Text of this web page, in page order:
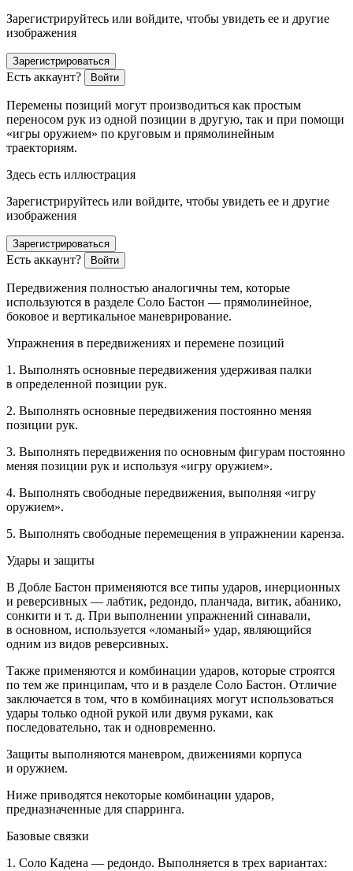
Зарегистрируйтесь или войдите, чтобы увидеть ее и другие
изображения
Зарегистрироваться
Есть аккаунт? Войти
Перемены позиций могут производиться как простым
переносом рук из одной позиции в другую, так и при помощи
«игры оружием» по круговым и прямолинейным
траекториям.
Здесь есть иллюстрация
Зарегистрируйтесь или войдите, чтобы увидеть ее и другие
изображения
Зарегистрироваться
Есть аккаунт? Войти
Передвижения полностью аналогичны тем, которые
используются в разделе Соло Бастон — прямолинейное,
боковое и вертикальное маневрирование.
Упражнения в передвижениях и перемене позиций
1. Выполнять основные передвижения удерживая палки
в определенной позиции рук.
2. Выполнять основные передвижения постоянно меняя
позиции рук.
3. Выполнять передвижения по основным фигурам постоянно
меняя позиции рук и используя «игру оружием».
4. Выполнять свободные передвижения, выполняя «игру
оружием».
5. Выполнять свободные перемещения в упражнении каренза.
Удары и защиты
В Добле Бастон применяются все типы ударов, инерционных
и реверсивных — лабтик, редондо, планчада, витик, абанико,
сонкити и т. д. При выполнении упражнений синавали,
в основном, используется «ломаный» удар, являющийся
одним из видов реверсивных.
Также применяются и комбинации ударов, которые строятся
по тем же принципам, что и в разделе Соло Бастон. Отличие
заключается в том, что в комбинациях могут использоваться
удары только одной рукой или двумя руками, как
последовательно, так и одновременно.
Защиты выполняются маневром, движениями корпуса
и оружием.
Ниже приводятся некоторые комбинации ударов,
предназначенные для спарринга.
Базовые связки
1. Соло Кадена — редондо. Выполняется в трех вариантах: